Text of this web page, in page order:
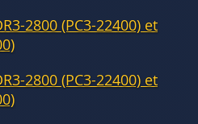
2800 (PC3-22400) et
2800 (PC3-22400) et